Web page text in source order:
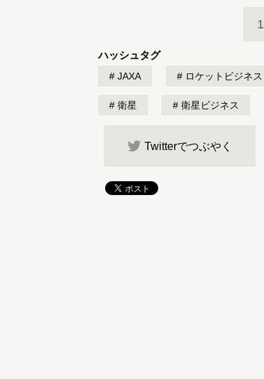
1
ハッシュタグ
JAXA ロケットビジネス
衛星 衛星ビジネス
Twitterでつぶやく